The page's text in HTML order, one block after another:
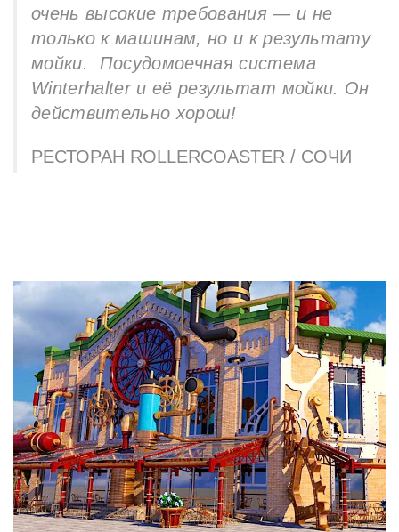
очень высокие требования — и не
только к машинам, но и к результату
мойки. Посудомоечная система
Winterhalter и её результат мойки. Он
действительно хорош!
РЕСТОРАН ROLLERCOASTER / СОЧИ